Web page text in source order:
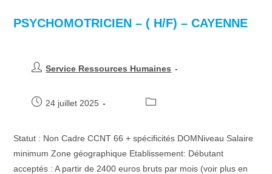
PSYCHOMOTRICIEN – ( H/F) – CAYENNE
Service Ressources Humaines
24 juillet 2025
Statut : Non Cadre CCNT 66 + spécificités DOMNiveau Salaire
minimum Zone géographique Etablissement: Débutant
acceptés : A partir de 2400 euros bruts par mois (voir plus en